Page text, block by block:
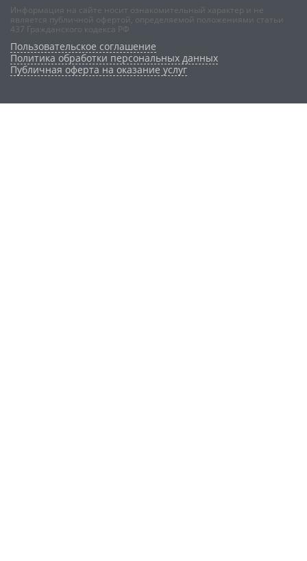
Информация на сайте носит ознакомительный характер и не
является публичной офертой, определяемой положениями статьи
437 Гражданского кодекса РФ
Пользовательское соглашение
Политика обработки персональных данных
Публичная оферта на оказание услуг